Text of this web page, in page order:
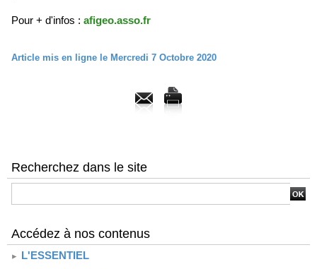
Pour + d'infos : afigeo.asso.fr
Article mis en ligne le Mercredi 7 Octobre 2020
Recherchez dans le site
Accédez à nos contenus
L'ESSENTIEL